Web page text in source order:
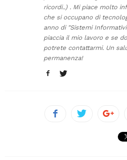
ricordi..) . Mi piace molto
che si occupano di
anno di "Sistemi
piaccia il mio lavoro e se
potrete contattarmi. Un
permanenza!